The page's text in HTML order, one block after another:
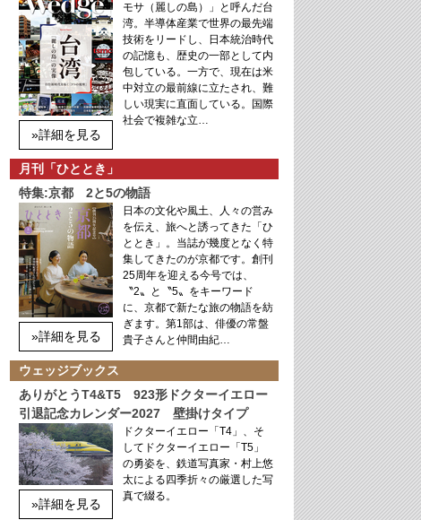
»詳細を見る
モサ（麗しの島）」と呼んだ台
湾。半導体産業で世界の最先端
技術をリードし、日本統治時代
の記憶も、歴史の一部として内
包している。一方で、現在は米
中対立の最前線に立たされ、難
しい現実に直面している。国際
社会で複雑な立…
月刊「ひととき」
特集:京都 2と5の物語
»詳細を見る
日本の文化や風土、人々の営み
を伝え、旅へと誘ってきた「ひ
ととき」。当誌が幾度となく特
集してきたのが京都です。創刊
25周年を迎える今号では、
〝2〟と〝5〟をキーワード
に、京都で新たな旅の物語を紡
ぎます。第1部は、俳優の常盤
貴子さんと仲間由紀…
ウェッジブックス
ありがとうT4&T5 923形ドクターイエロー
引退記念カレンダー2027 壁掛けタイプ
»詳細を見る
ドクターイエロー「T4」、そ
してドクターイエロー「T5」
の勇姿を、鉄道写真家・村上悠
太による四季折々の厳選した写
真で綴る。